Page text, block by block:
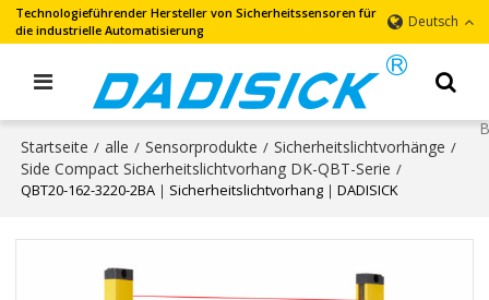
Technologieführender Hersteller von Sicherheitssensoren für
die industrielle Automatisierung
Deutsch
Startseite / alle / Sensorprodukte / Sicherheitslichtvorhänge /
Side Compact Sicherheitslichtvorhang DK-QBT-Serie /
QBT20-162-3220-2BA｜Sicherheitslichtvorhang｜DADISICK